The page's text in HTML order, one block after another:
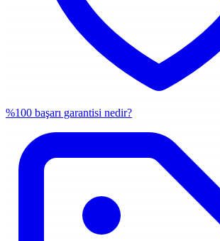
%100 başarı garantisi nedir?